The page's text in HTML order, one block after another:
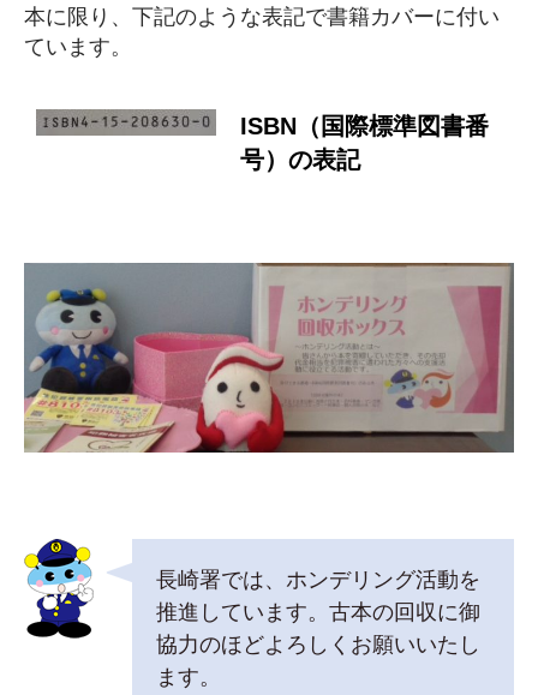
本に限り、下記のような表記で書籍カバーに付い
ています。
ISBN（国際標準図書番
号）の表記
長崎署では、ホンデリング活動を
推進しています。古本の回収に御
協力のほどよろしくお願いいたし
ます。